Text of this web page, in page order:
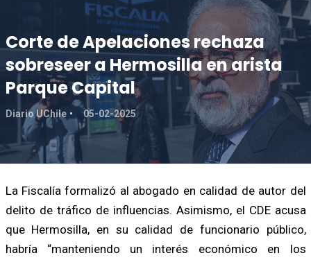
Corte de Apelaciones rechaza
sobreseer a Hermosilla en arista
Parque Capital
Diario UChile 05-02-2025
La Fiscalía formalizó al abogado en calidad de autor del
delito de tráfico de influencias. Asimismo, el CDE acusa
que Hermosilla, en su calidad de funcionario público,
habría “manteniendo un interés económico en los